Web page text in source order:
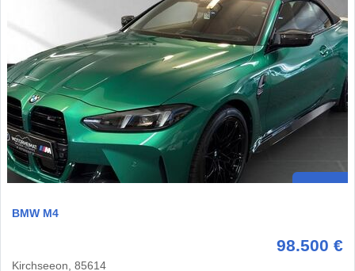
BMW M4
98.500 €
Kirchseeon, 85614